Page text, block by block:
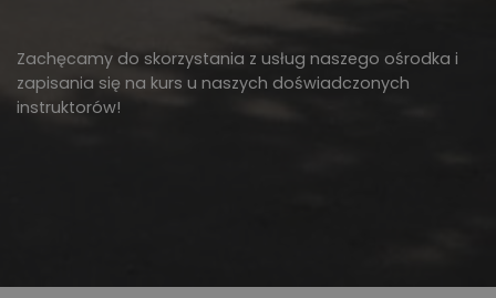
Zachęcamy do skorzystania z usług naszego ośrodka i
zapisania się na kurs u naszych doświadczonych
instruktorów!